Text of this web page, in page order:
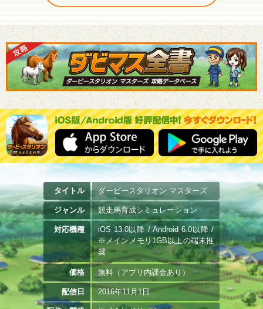
タイトル ダービースタリオン マスターズ
ジャンル 競走馬育成シミュレーション
対応機種
iOS 13.0以降 / Android 6.0以降 /
※メインメモリ1GB以上の端末推
奨
価格 無料（アプリ内課金あり）
配信日 2016年11月1日